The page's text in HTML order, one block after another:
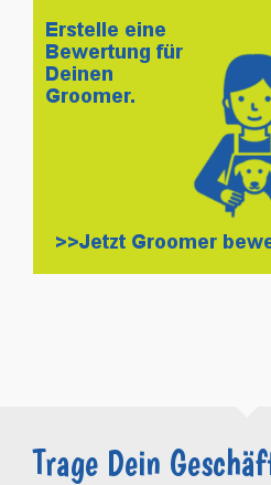
Trage Dein